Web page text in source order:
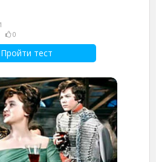
0
Пройти тест